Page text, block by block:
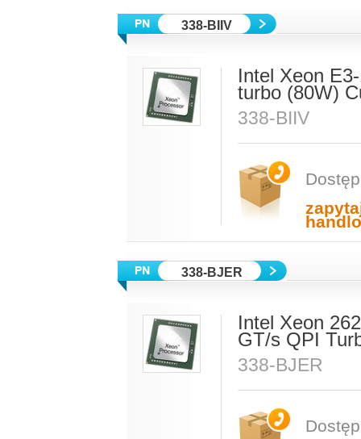
338-BIIV
Intel Xeon
turbo (80W)
338-BIIV
338-BJER
Intel Xeon
GT/s QPI
338-BJER